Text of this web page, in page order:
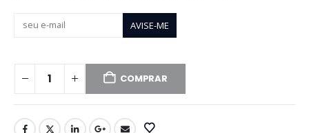
COMPRAR